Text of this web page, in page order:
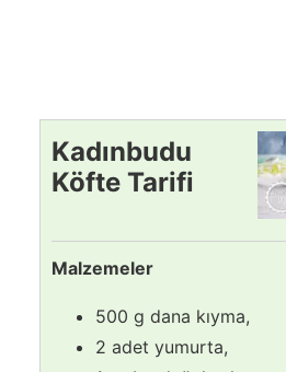
Kadınbudu
Köfte Tarifi
Malzemeler
500 g dana kıyma,
2 adet yumurta,